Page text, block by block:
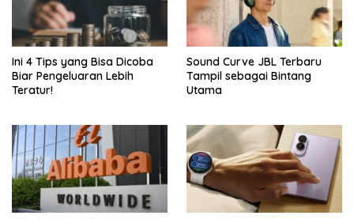
Ini 4 Tips yang Bisa Dicoba
Biar Pengeluaran Lebih
Teratur!
Sound Curve JBL Terbaru
Tampil sebagai Bintang
Utama